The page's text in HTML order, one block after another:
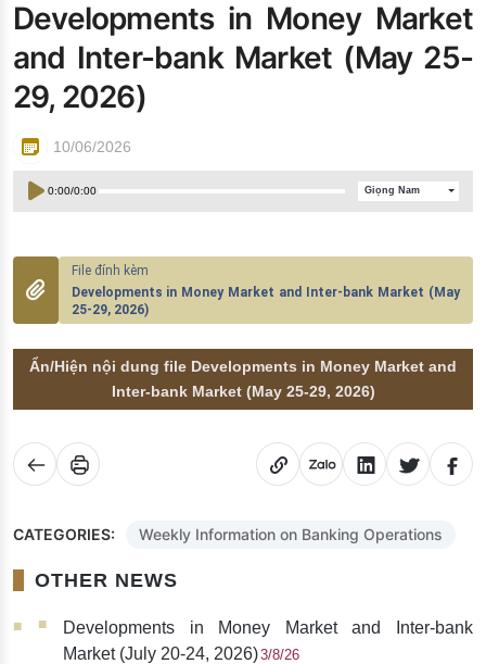
Đào tạo ISO
Developments in Money Market
and Inter-bank Market (May 25-
29, 2026)
10/06/2026
0:00/0:00 Giọng Nam
Developments in Money Market and Inter-bank Market (May
25-29, 2026)
Ẩn/Hiện nội dung file Developments in Money Market and
Inter-bank Market (May 25-29, 2026)
CATEGORIES: Weekly Information on Banking Operations
OTHER NEWS
Developments in Money Market and Inter-bank
Market (July 20-24, 2026)3/8/26